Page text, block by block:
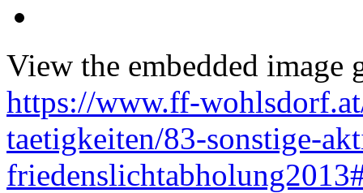
View the embedded image
https://www.ff-
taetigkeiten/83-sonstige-